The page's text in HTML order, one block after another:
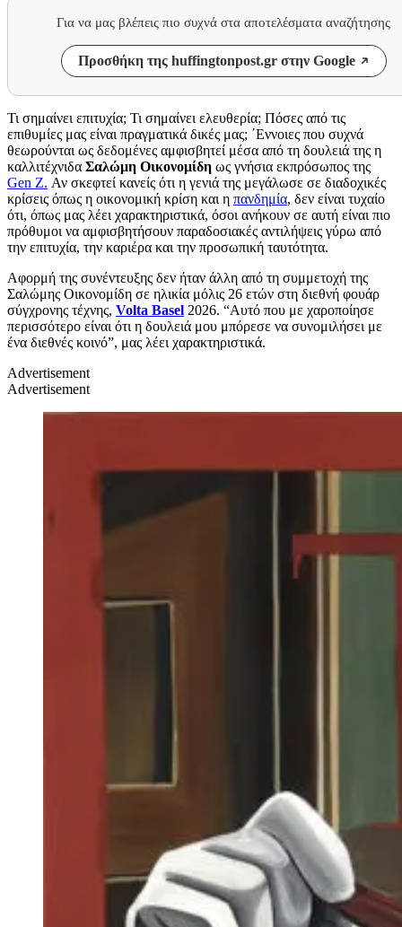
Για να μας βλέπεις πιο συχνά στα αποτελέσματα αναζήτησης
Προσθήκη της huffingtonpost.gr στην Google
Τι σημαίνει επιτυχία; Τι σημαίνει ελευθερία; Πόσες από τις
επιθυμίες μας είναι πραγματικά δικές μας; ΄Εννοιες που συχνά
θεωρούνται ως δεδομένες αμφισβητεί μέσα από τη δουλειά της η
καλλιτέχνιδα Σαλώμη Οικονομίδη ως γνήσια εκπρόσωπος της
Gen Z. Αν σκεφτεί κανείς ότι η γενιά της μεγάλωσε σε διαδοχικές
κρίσεις όπως η οικονομική κρίση και η πανδημία, δεν είναι τυχαίο
ότι, όπως μας λέει χαρακτηριστικά, όσοι ανήκουν σε αυτή είναι πιο
πρόθυμοι να αμφισβητήσουν παραδοσιακές αντιλήψεις γύρω από
την επιτυχία, την καριέρα και την προσωπική ταυτότητα.
Αφορμή της συνέντευξης δεν ήταν άλλη από τη συμμετοχή της
Σαλώμης Οικονομίδη σε ηλικία μόλις 26 ετών στη διεθνή φουάρ
σύγχρονης τέχνης, Volta Basel 2026. “Αυτό που με χαροποίησε
περισσότερο είναι ότι η δουλειά μου μπόρεσε να συνομιλήσει με
ένα διεθνές κοινό”, μας λέει χαρακτηριστικά.
Advertisement
Advertisement